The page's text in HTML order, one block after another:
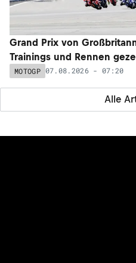
Alle
Grand Prix von
Trainings und Rennen
MOTOGP 07.08.2026 - 07:20